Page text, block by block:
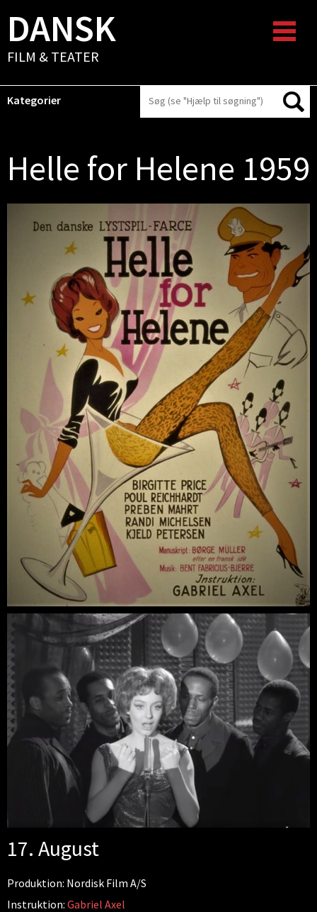
DANSK
FILM & TEATER
Kategorier
Helle for Helene 1959
17. August
Produktion: Nordisk Film A/S
Instruktion: Gabriel Axel